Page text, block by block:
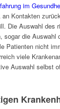
im
Kontakten
Die Auswahl des
sogar die Auswahl
Patienten nicht
viele
Auswahl selbst